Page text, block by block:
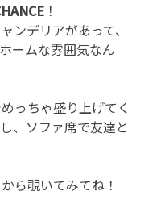
！
ンデリアがあって、
ームな雰囲気なん
っちゃ盛り上げてく
、ソファ席で友達と
ら覗いてみてね！